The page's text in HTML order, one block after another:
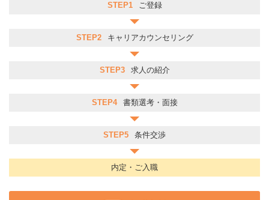
STEP1 ご登録
STEP2 キャリアカウンセリング
STEP3 求人の紹介
STEP4 書類選考・面接
STEP5 条件交渉
内定・ご入職